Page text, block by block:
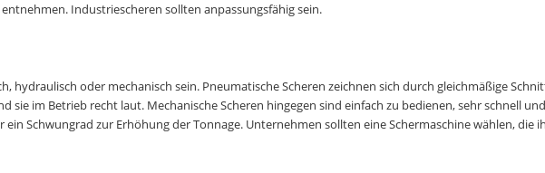
Industriescheren sollten anpassungsfähig sein.
hydraulisch oder mechanisch sein. Pneumatische Scheren zeichnen sich durch gleichmäßige
sie im Betrieb recht laut. Mechanische Scheren hingegen sind einfach zu bedienen, sehr schnell
Schwungrad zur Erhöhung der Tonnage. Unternehmen sollten eine Schermaschine wählen, die